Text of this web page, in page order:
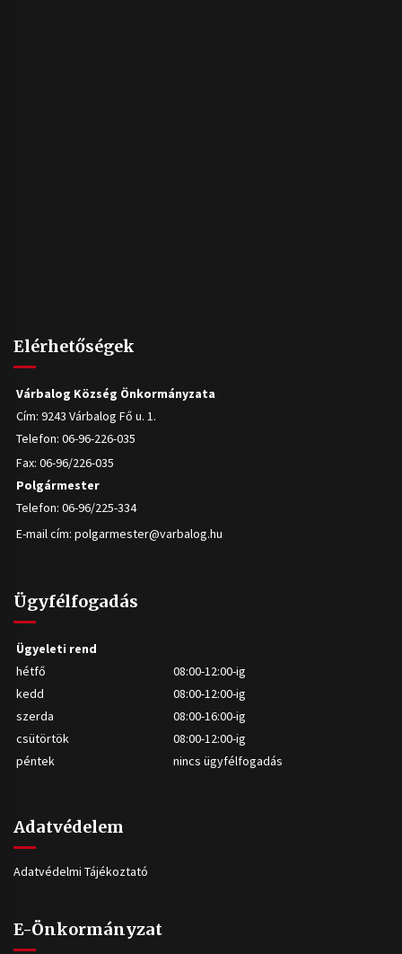
Elérhetőségek
Várbalog Község Önkormányzata
Cím: 9243 Várbalog Fő u. 1.
Telefon: 06-96-226-035
Fax: 06-96/226-035
Polgármester
Telefon: 06-96/225-334
E-mail cím: polgarmester@varbalog.hu
Ügyfélfogadás
Ügyeleti rend
hétfő
08:00-12:00-ig
kedd
08:00-12:00-ig
szerda
08:00-16:00-ig
csütörtök
08:00-12:00-ig
péntek
nincs ügyfélfogadás
Adatvédelem
Adatvédelmi Tájékoztató
E-Önkormányzat